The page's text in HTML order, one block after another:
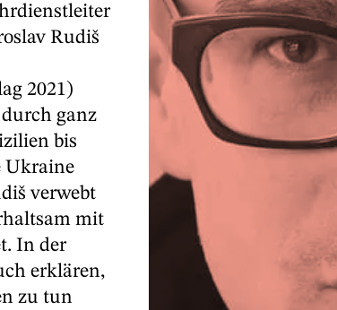
Rudiš
2021)
ganz
bis
Ukraine
verwebt
mit
In der
erklären,
zu tun